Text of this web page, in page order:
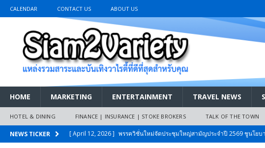
CALENDAR CONTACT US ABOUT US
HOME MARKETING ENTERTAINMENT TRAVEL NEWS
HOTEL & DINING FINANCE | INSURANCE | STOKE BROKERS TALK OF THE TOWN
NEWS TICKER [ April 12, 2026 ] พรรควิชั่นใหม่จัดประชุมใหญ่สามัญประจำปี 2569 ชูนโย